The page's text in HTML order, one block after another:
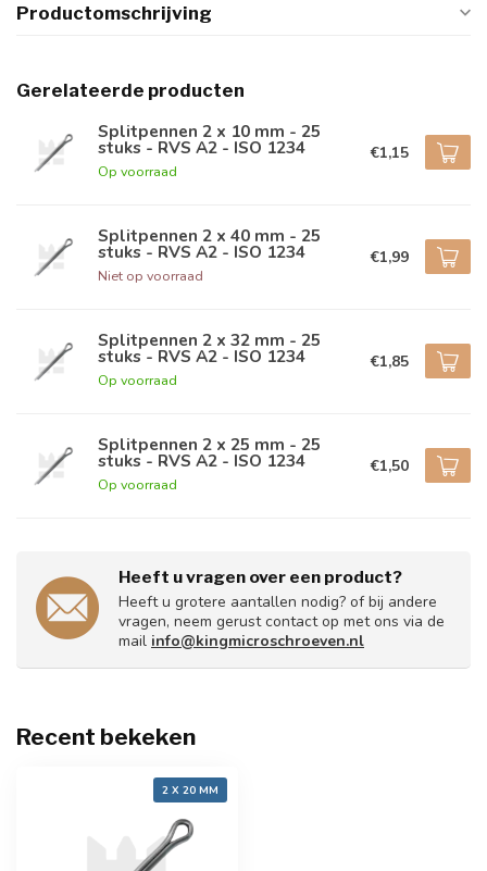
Productomschrijving
Gerelateerde producten
Splitpennen 2 x 10 mm - 25
stuks - RVS A2 - ISO 1234
Op voorraad
€1,15
Splitpennen 2 x 40 mm - 25
stuks - RVS A2 - ISO 1234
Niet op voorraad
€1,99
Splitpennen 2 x 32 mm - 25
stuks - RVS A2 - ISO 1234
Op voorraad
€1,85
Splitpennen 2 x 25 mm - 25
stuks - RVS A2 - ISO 1234
Op voorraad
€1,50
Heeft u vragen over een product?
Heeft u grotere aantallen nodig? of bij andere
vragen, neem gerust contact op met ons via de
mail info@kingmicroschroeven.nl
Recent bekeken
2 X 20 MM